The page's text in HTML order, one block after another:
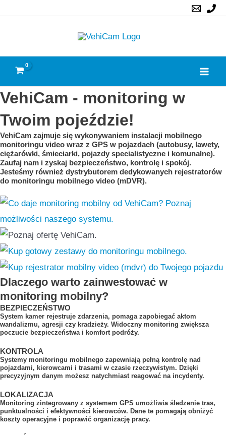
VehiCam - monitoring w
Twoim pojeździe!
VehiCam zajmuje się wykonywaniem instalacji mobilnego
monitoringu video wraz z GPS w pojazdach (autobusy, lawety,
ciężarówki, śmieciarki, pojazdy specialistyczne i komunalne).
Zaufaj nam i zyskaj bezpieczeństwo, kontrolę i spokój.
Jesteśmy również dystrybutorem dedykowanych rejestratorów
do monitoringu mobilnego video (mDVR).
Dlaczego warto zainwestować w
monitoring mobilny?
BEZPIECZEŃSTWO
System kamer rejestruje zdarzenia, pomaga zapobiegać aktom
wandalizmu, agresji czy kradzieży. Widoczny monitoring zwiększa
poczucie bezpieczeństwa i komfort podróży.
KONTROLA
Systemy monitoringu mobilnego zapewniają pełną kontrolę nad
pojazdami, kierowcami i trasami w czasie rzeczywistym. Dzięki
precyzyjnym danym możesz natychmiast reagować na incydenty.
LOKALIZACJA
Monitoring zintegrowany z systemem GPS umożliwia śledzenie tras,
punktualności i efektywności kierowców. Dane te pomagają obniżyć
koszty operacyjne i poprawić organizację pracy.